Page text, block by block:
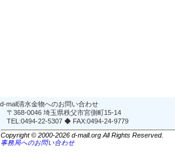
d-mall清水金物へのお問い合わせ
〒368-0046 埼玉県秩父市宮側町15-14
TEL:0494-22-5307 ◆ FAX:0494-24-9779
Copyright © 2000-2026 d-mall.org All Rights Reserved.
事務局へのお問い合わせ